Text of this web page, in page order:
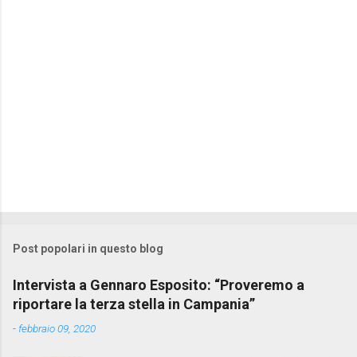
Post popolari in questo blog
Intervista a Gennaro Esposito: “Proveremo a
riportare la terza stella in Campania”
- febbraio 09, 2020